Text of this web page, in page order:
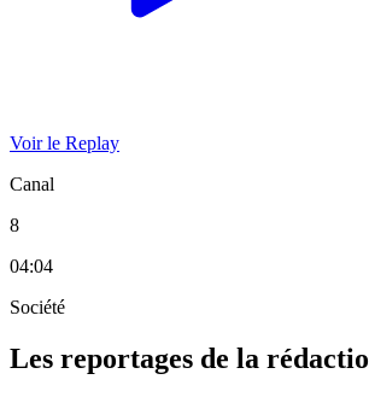
Voir le Replay
Canal
8
04:04
Société
Les reportages de la